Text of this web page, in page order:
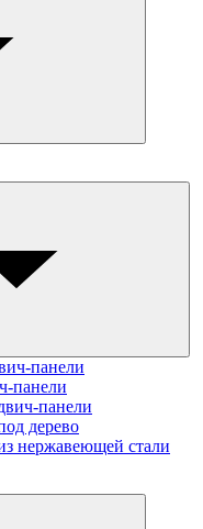
панели
панели
панели
дерево
нержавеющей стали